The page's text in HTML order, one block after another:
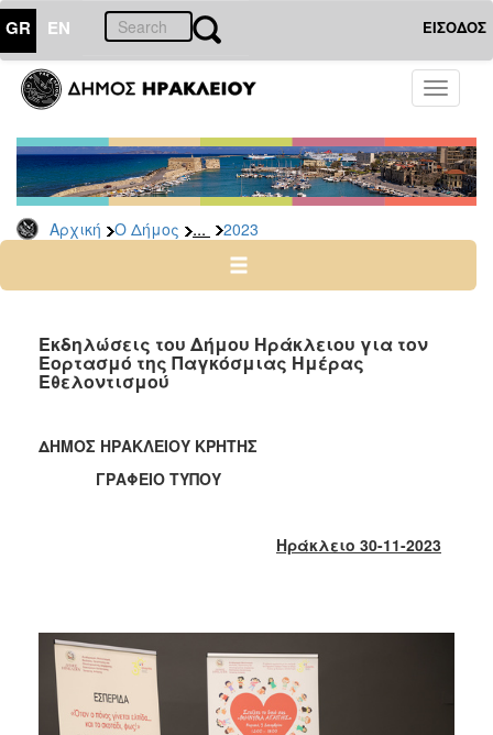
GR EN ΕΙΣΟΔΟΣ
Toggle
Αρχική Ο Δήμος ... 2023
ΔΗΜΟΣ
Δελτία
Τύπου
Αρχείο
2026
2024
2022
2013
2012
2011
2010
Εκδηλώσεις του Δήμου Ηράκλειου για τον
Εορτασμό της Παγκόσμιας Ημέρας
Εθελοντισμού
ΔΗΜΟΣ ΗΡΑΚΛΕΙΟΥ ΚΡΗΤΗΣ
ΓΡΑΦΕΙΟ ΤΥΠΟΥ
Ηράκλειο 30-11-2023